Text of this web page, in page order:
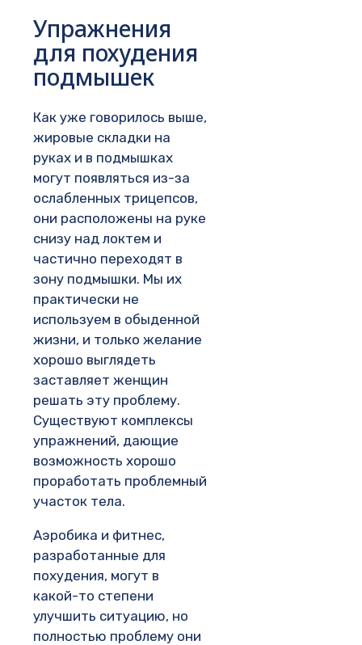
Упражнения
для похудения
подмышек
Как уже говорилось выше,
жировые складки на
руках и в подмышках
могут появляться из-за
ослабленных трицепсов,
они расположены на руке
снизу над локтем и
частично переходят в
зону подмышки. Мы их
практически не
используем в обыденной
жизни, и только желание
хорошо выглядеть
заставляет женщин
решать эту проблему.
Существуют комплексы
упражнений, дающие
возможность хорошо
проработать проблемный
участок тела.
Аэробика и фитнес,
разработанные для
похудения, могут в
какой-то степени
улучшить ситуацию, но
полностью проблему они